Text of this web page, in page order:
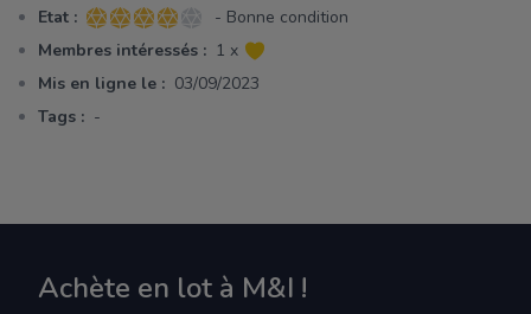
Etat : 4 sur 5 étoiles
- Bonne condition
Membres intéressés : 1 x
Mis en ligne le : 03/09/2023
Tags : -
Achète en lot à M&I !